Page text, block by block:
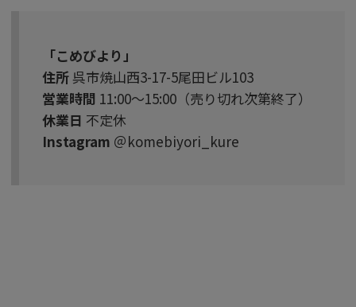
「こめびより」
住所 呉市焼山西3-17-5尾田ビル103
営業時間 11:00〜15:00（売り切れ次第終了）
休業日 不定休
Instagram ＠komebiyori_kure